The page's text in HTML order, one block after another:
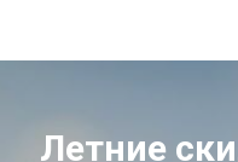
Летние